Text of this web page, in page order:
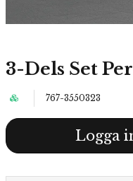
3-Dels Set
767-3550323
Logga